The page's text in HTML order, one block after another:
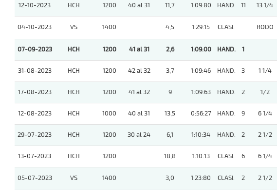
12-10-2023 HCH 1200 40 al 31 11,7 1:09:80 HAND. 11 13 1/4
04-10-2023 VS 1400 4,5 1:29:15 CLASI. RODO
07-09-2023 HCH 1200 41 al 31 2,6 1:09:00 HAND. 1
31-08-2023 HCH 1200 42 al 32 3,7 1:09:46 HAND. 3 1 1/4
17-08-2023 HCH 1200 41 al 32 9 1:09:63 HAND. 2 1/2
12-08-2023 HCH 1000 40 al 31 13,5 0:56:27 HAND. 9 6 1/4
29-07-2023 HCH 1200 30 al 24 6,1 1:10:34 HAND. 2 2 1/2
13-07-2023 HCH 1200 18,8 1:10:13 CLASI. 6 6 1/4
05-07-2023 VS 1400 3,0 1:23:80 CLASI. 2 2 1/2